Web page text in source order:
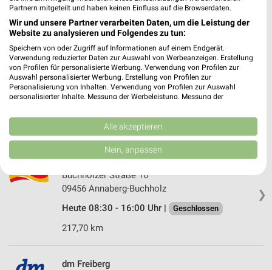
Heute 08:00 - 20:00 Uhr | Öffnet in 52 Min.
198,21 km
dm Lugau/Erzgeb.
Chemnitzer Straße 1
09385 Lugau/Erzgeb.
❯
dm Annaberg-Buchholz
Buchholzer Straße 16
09456 Annaberg-Buchholz
Heute 08:30 - 16:00 Uhr |
Geschlossen
217,70 km
dm Freiberg
Partnern mitgeteilt und haben keinen Einfluss auf die Browserdaten.
Wir und unsere Partner verarbeiten Daten, um die Leistung der
Website zu analysieren und Folgendes zu tun:
Speichern von oder Zugriff auf Informationen auf einem Endgerät.
Verwendung reduzierter Daten zur Auswahl von Werbeanzeigen. Erstellung
von Profilen für personalisierte Werbung. Verwendung von Profilen zur
Auswahl personalisierter Werbung. Erstellung von Profilen zur
Personalisierung von Inhalten. Verwendung von Profilen zur Auswahl
personalisierter Inhalte. Messung der Werbeleistung. Messung der
Kombinationen von Daten aus verschiedenen Quellen. Entwicklung und
Verbesserung der Angebote. Verwendung reduzierter Daten zur Auswahl
von Inhalten.
Daten können außerhalb der Europäischen Union weitergegeben und in die
USA gesendet werden.
Website/App.
Partnerliste anzeigen (1 IAB-Anbieter)
Wir nutzen Ihre Daten für folgende Zwecke:
IAB-Verarbeitungszwecke:
Alle akzeptieren
Nein, anpassen